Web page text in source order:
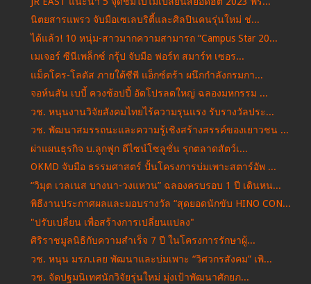
นิตยสารแพรว จับมือเซเลบริตี้และศิลปินคนรุ่นใหม่ ช่...
ได้แล้ว! 10 หนุ่ม-สาวมากความสามารถ “Campus Star 20...
เมเจอร์ ซีนีเพล็กซ์ กรุ้ป จับมือ ฟอร์ท สมาร์ท เซอร...
แม็คโคร-โลตัส ภายใต้ซีพี แอ็กซ์ตร้า ผนึกกำลังกรมกา...
จอห์นสัน เบบี้ ควงช้อปปี้ อัดโปรลดใหญ่ ฉลองมหกรรม ...
วช. หนุนงานวิจัยสังคมไทยไร้ความรุนแรง รับรางวัลประ...
วช. พัฒนาสมรรถนะและความรู้เชิงสร้างสรรค์ของเยาวชน ...
ผ่าแผนธุรกิจ บ.ลูกฟูก ดีไซน์โซลูชั่น รุกตลาดสัตว์เ...
OKMD จับมือ ธรรมศาสตร์ ปั้นโครงการบ่มเพาะสตาร์อัพ ...
“วิมุต เวลเนส บางนา-วงแหวน” ฉลองครบรอบ 1 ปี เดินหน...
พิธีงานประกาศผลและมอบรางวัล “สุดยอดนักขับ HINO CON...
"ปรับเปลี่ยน เพื่อสร้างการเปลี่ยนแปลง"
ศิริราชมูลนิธิกับความสำเร็จ 7 ปี ในโครงการรักษาผู้...
วช. หนุน มรภ.เลย พัฒนาและบ่มเพาะ “วิศวกรสังคม” เพิ...
วช. จัดปฐมนิเทศนักวิจัยรุ่นใหม่ มุ่งเป้าพัฒนาศักยภ...